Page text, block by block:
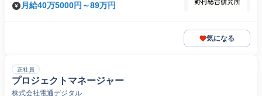
月給40万5000円～89万円
気になる
正社員
プロジェクトマネージャー
株式会社電通デジタル